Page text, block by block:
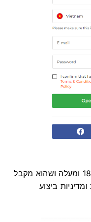
לאחר מכן, תתבקש לציין שאתה בן 18 ומעלה ושהוא מקבל
ביצוע